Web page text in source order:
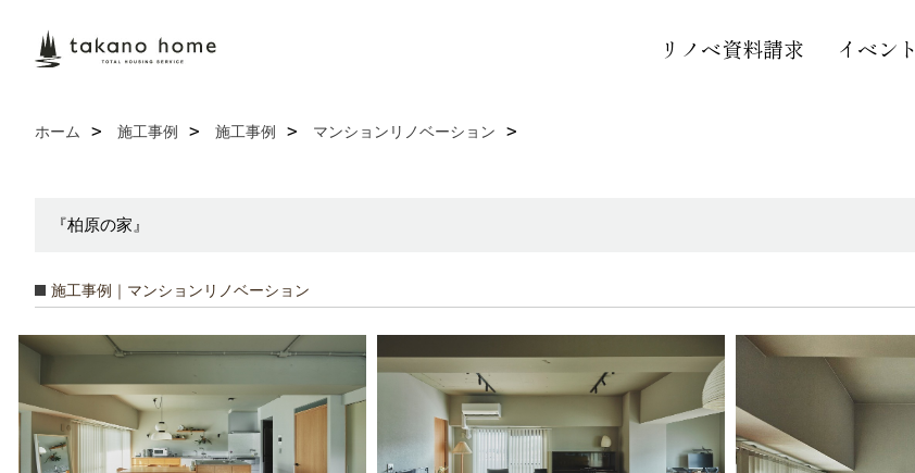
リノベ資料請求 イベント
ホーム 施工事例 施工事例 マンションリノベーション
『柏原の家』
施工事例｜マンションリノベーション